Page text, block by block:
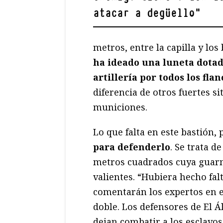
atacar a degüello"
metros, entre la capilla y los
ha ideado una luneta
artillería por todos los
diferencia de otros fuertes
municiones.
Lo que falta en este
para defenderlo. Se trata
metros cuadrados cuya
valientes. “Hubiera hecho
comentarán los expertos en
doble. Los defensores de El